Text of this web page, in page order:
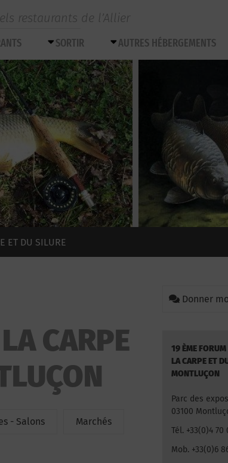
restaurants de l’Allier
SORTIR AUTRES HÉBERGEMENTS
ET DU SILURE
CARPE
- Salons Marchés
Donner
19 ÈME
LA CARPE ET
MONTLUÇON
Parc des
03100
Tél. +33(0)4 70
Mob. +33(0)6